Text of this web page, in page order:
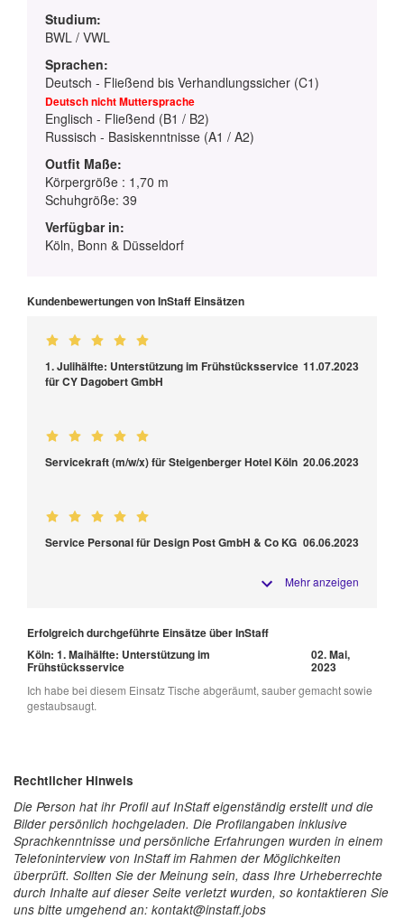
Studium:
BWL / VWL
Sprachen:
Deutsch - Fließend bis Verhandlungssicher (C1)
Deutsch nicht Muttersprache
Englisch - Fließend (B1 / B2)
Russisch - Basiskenntnisse (A1 / A2)
Outfit Maße:
Körpergröße : 1,70 m
Schuhgröße: 39
Verfügbar in:
Köln, Bonn & Düsseldorf
Kundenbewertungen von InStaff Einsätzen
1. Julihälfte: Unterstützung im Frühstücksservice
für CY Dagobert GmbH
11.07.2023
Servicekraft (m/w/x) für Steigenberger Hotel Köln 20.06.2023
Service Personal für Design Post GmbH & Co KG 06.06.2023
Mehr anzeigen
Erfolgreich durchgeführte Einsätze über InStaff
Köln: 1. Maihälfte: Unterstützung im
Frühstücksservice
02. Mai,
2023
Ich habe bei diesem Einsatz Tische abgeräumt, sauber gemacht sowie
gestaubsaugt.
Rechtlicher Hinweis
Die Person hat ihr Profil auf InStaff eigenständig erstellt und die
Bilder persönlich hochgeladen. Die Profilangaben inklusive
Sprachkenntnisse und persönliche Erfahrungen wurden in einem
Telefoninterview von InStaff im Rahmen der Möglichkeiten
überprüft. Sollten Sie der Meinung sein, dass Ihre Urheberrechte
durch Inhalte auf dieser Seite verletzt wurden, so kontaktieren Sie
uns bitte umgehend an: kontakt@instaff.jobs